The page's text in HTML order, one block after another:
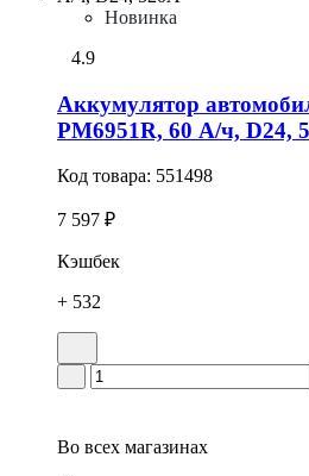
Новинка
4.9
Аккумулятор
PM6951R, 60 А/ч, D24,
Код товара: 551498
7 597 ₽
Кэшбек
+ 532
Во всех магазинах